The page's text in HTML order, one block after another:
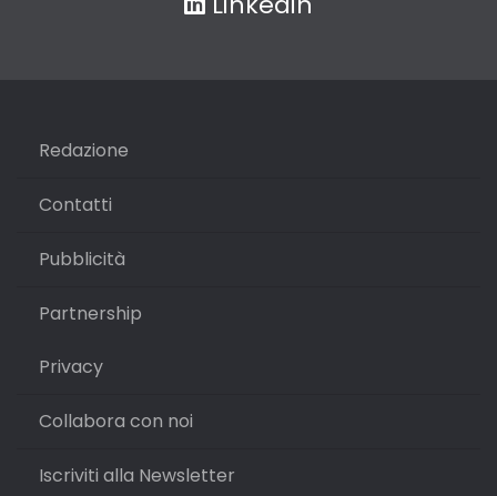
Redazione
Contatti
Pubblicità
Partnership
Privacy
Collabora con noi
Iscriviti alla Newsletter